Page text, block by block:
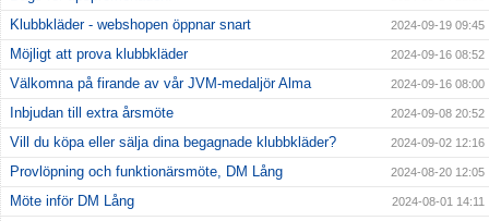
Klubbkläder - webshopen öppnar snart 2024-09-19 09:45
Möjligt att prova klubbkläder 2024-09-16 08:52
Välkomna på firande av vår JVM-medaljör Alma 2024-09-16 08:00
Inbjudan till extra årsmöte 2024-09-08 20:52
Vill du köpa eller sälja dina begagnade klubbkläder? 2024-09-02 12:16
Provlöpning och funktionärsmöte, DM Lång 2024-08-20 12:05
Möte inför DM Lång 2024-08-01 14:11